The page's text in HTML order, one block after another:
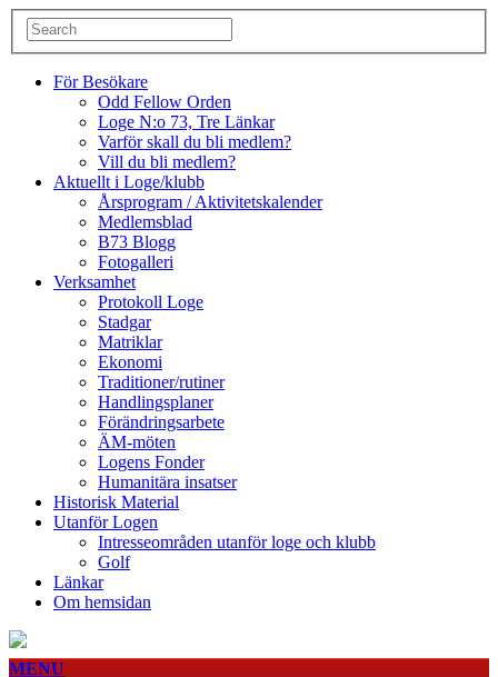
För Besökare
Odd Fellow Orden
Loge N:o 73, Tre Länkar
Varför skall du bli medlem?
Vill du bli medlem?
Aktuellt i Loge/klubb
Årsprogram / Aktivitetskalender
Medlemsblad
B73 Blogg
Fotogalleri
Verksamhet
Protokoll Loge
Stadgar
Matriklar
Ekonomi
Traditioner/rutiner
Handlingsplaner
Förändringsarbete
ÄM-möten
Logens Fonder
Humanitära insatser
Historisk Material
Utanför Logen
Intresseområden utanför loge och klubb
Golf
Länkar
Om hemsidan
MENU